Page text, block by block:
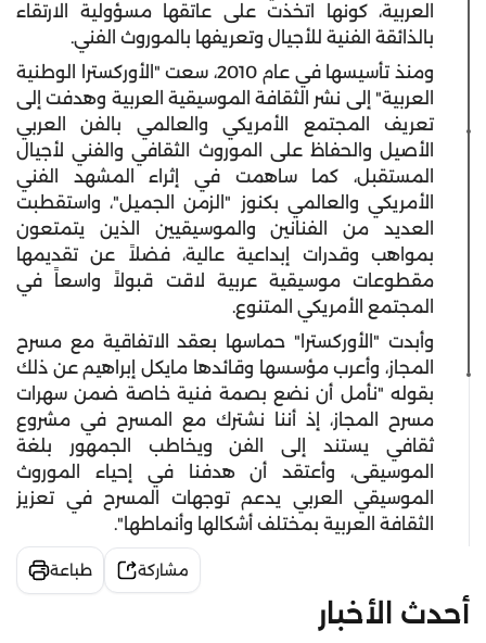
العربية، كونها اتخذت على عاتقها مسؤولية الارتقاء
بالذائقة الفنية للأجيال وتعريفها بالموروث الفني.
ومنذ تأسيسها في عام 2010، سعت "الأوركسترا الوطنية
العربية" إلى نشر الثقافة الموسيقية العربية وهدفت إلى
تعريف المجتمع الأمريكي والعالمي بالفن العربي
الأصيل والحفاظ على الموروث الثقافي والفني لأجيال
المستقبل، كما ساهمت في إثراء المشهد الفني
الأمريكي والعالمي بكنوز "الزمن الجميل"، واستقطبت
العديد من الفنانين والموسيقيين الذين يتمتعون
بمواهب وقدرات إبداعية عالية، فضلاً عن تقديمها
مقطوعات موسيقية عربية لاقت قبولاً واسعاً في
المجتمع الأمريكي المتنوع.
وأبدت "الأوركسترا" حماسها بعقد الاتفاقية مع مسرح
المجاز، وأعرب مؤسسها وقائدها مايكل إبراهيم عن ذلك
بقوله "نأمل أن نضع بصمة فنية خاصة ضمن سهرات
مسرح المجاز، إذ أننا نشترك مع المسرح في مشروع
ثقافي يستند إلى الفن ويخاطب الجمهور بلغة
الموسيقى، وأعتقد أن هدفنا في إحياء الموروث
الموسيقي العربي يدعم توجهات المسرح في تعزيز
الثقافة العربية بمختلف أشكالها وأنماطها".
مشاركة طباعة
أحدث الأخبار